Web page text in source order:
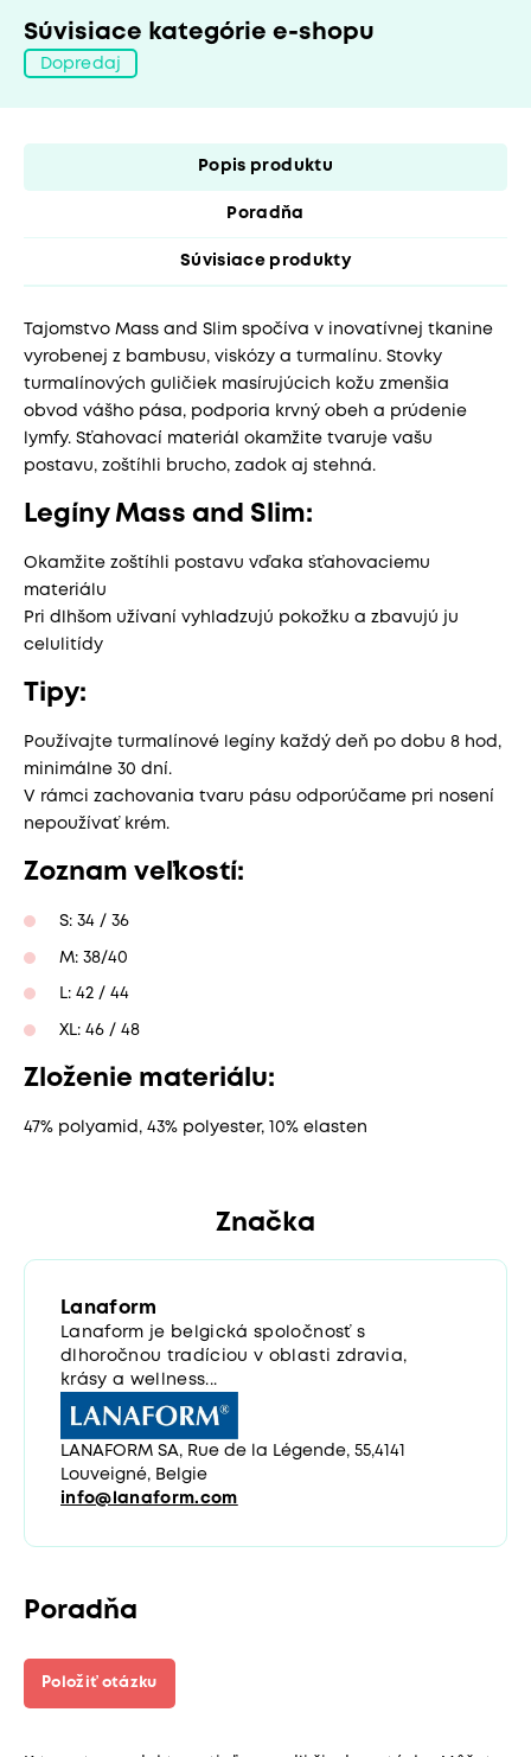
Súvisiace kategórie e-shopu
Dopredaj
Popis produktu
Poradňa
Súvisiace produkty
Tajomstvo Mass and Slim spočíva v inovatívnej tkanine
vyrobenej z bambusu, viskózy a turmalínu. Stovky
turmalínových guličiek masírujúcich kožu zmenšia
obvod vášho pása, podporia krvný obeh a prúdenie
lymfy. Sťahovací materiál okamžite tvaruje vašu
postavu, zoštíhli brucho, zadok aj stehná.
Legíny Mass and Slim:
Okamžite zoštíhli postavu vďaka sťahovaciemu
materiálu
Pri dlhšom užívaní vyhladzujú pokožku a zbavujú ju
celulitídy
Tipy:
Používajte turmalínové legíny každý deň po dobu 8 hod,
minimálne 30 dní.
V rámci zachovania tvaru pásu odporúčame pri nosení
nepoužívať krém.
Zoznam veľkostí:
S: 34 / 36
M: 38/40
L: 42 / 44
XL: 46 / 48
Zloženie materiálu:
47% polyamid, 43% polyester, 10% elasten
Značka
Lanaform
Lanaform je belgická spoločnosť s
dlhoročnou tradíciou v oblasti zdravia,
krásy a wellness...
LANAFORM SA, Rue de la Légende, 55,4141
Louveigné, Belgie
info@lanaform.com
Poradňa
Položiť otázku